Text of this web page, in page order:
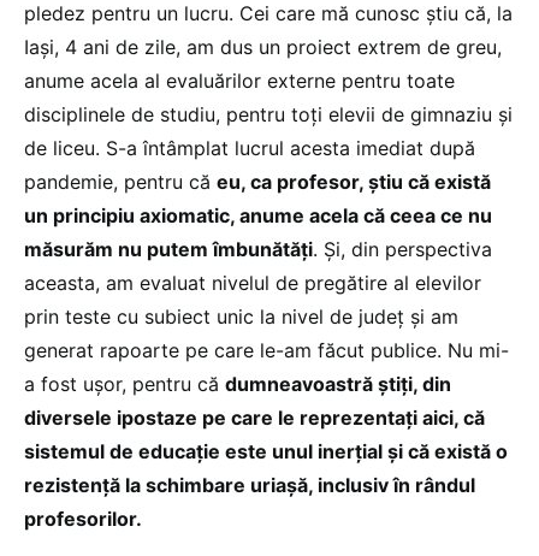
pledez pentru un lucru. Cei care mă cunosc știu că, la
Iași, 4 ani de zile, am dus un proiect extrem de greu,
anume acela al evaluărilor externe pentru toate
disciplinele de studiu, pentru toți elevii de gimnaziu și
de liceu. S-a întâmplat lucrul acesta imediat după
pandemie, pentru că eu, ca profesor, știu că există
un principiu axiomatic, anume acela că ceea ce nu
măsurăm nu putem îmbunătăți. Și, din perspectiva
aceasta, am evaluat nivelul de pregătire al elevilor
prin teste cu subiect unic la nivel de județ și am
generat rapoarte pe care le-am făcut publice. Nu mi-
a fost ușor, pentru că dumneavoastră știți, din
diversele ipostaze pe care le reprezentați aici, că
sistemul de educație este unul inerțial și că există o
rezistență la schimbare uriașă, inclusiv în rândul
profesorilor.